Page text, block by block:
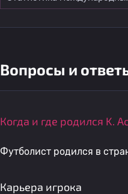
Вопросы и
Когда и где родился K.
Футболист родился в
Карьера игрока